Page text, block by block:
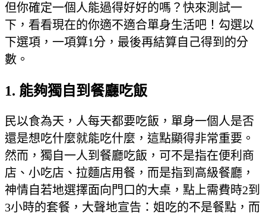
但你確定一個人能過得好好的嗎？快來測試一
下，看看現在的你適不適合單身生活吧！勾選以
下選項，一項算1分，最後再結算自己得到的分
數。
1. 能夠獨自到餐廳吃飯
民以食為天，人每天都要吃飯，單身一個人是否
還是想吃什麼就能吃什麼，這點顯得非常重要。
然而，獨自一人到餐廳吃飯，可不是指在便利商
店、小吃店、拉麵店用餐，而是指到高級餐廳，
神情自若地選擇面向門口的大桌，點上需費時2到
3小時的套餐，大聲地宣告：姐吃的不是餐點，而